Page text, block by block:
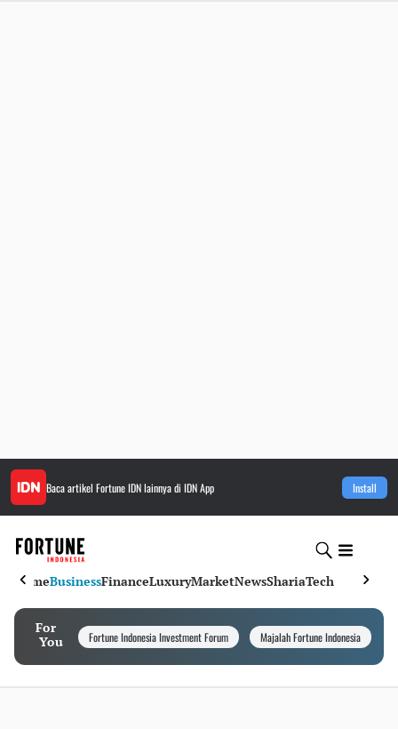
Baca artikel Fortune IDNlainnya di IDN App Install
HomeBusinessFinanceLuxuryMarketNewsShariaTech
For
You
Fortune Indonesia Investment Forum Majalah Fortune Indonesia